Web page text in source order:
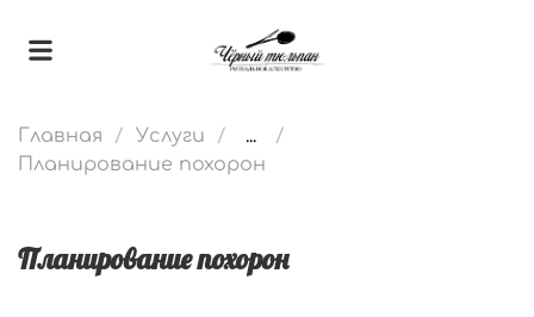
Главная Услуги
...
Планирование похорон
Планирование похорон